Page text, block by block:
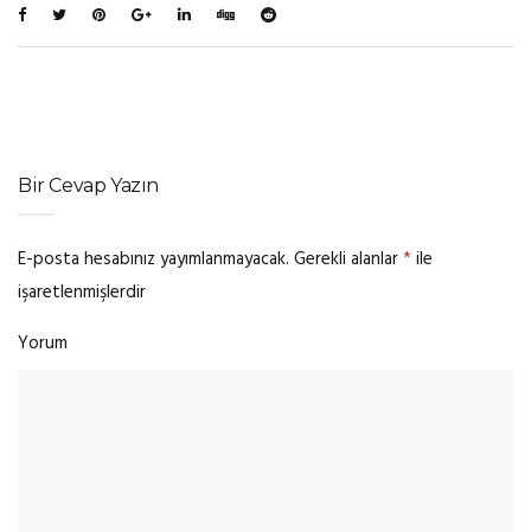
Bir Cevap Yazın
E-posta hesabınız yayımlanmayacak. Gerekli alanlar* ile
işaretlenmişlerdir
Yorum